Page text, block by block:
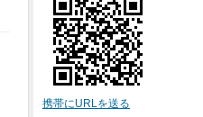
携帯にURLを送る